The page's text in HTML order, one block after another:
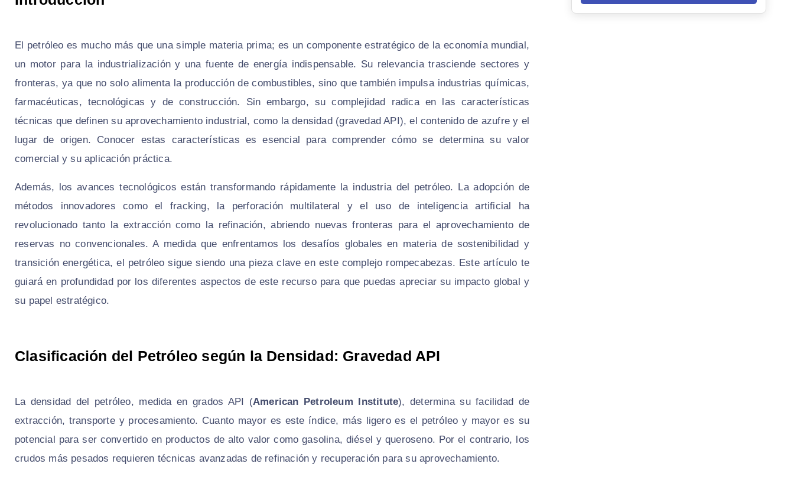
El petróleo es mucho más que una simple materia prima; es un componente estratégico de la economía mundial,
un motor para la industrialización y una fuente de energía indispensable. Su relevancia trasciende sectores y
fronteras, ya que no solo alimenta la producción de combustibles, sino que también impulsa industrias químicas,
farmacéuticas, tecnológicas y de construcción. Sin embargo, su complejidad radica en las características
técnicas que definen su aprovechamiento industrial, como la densidad (gravedad API), el contenido de azufre y el
lugar de origen. Conocer estas características es esencial para comprender cómo se determina su valor
comercial y su aplicación práctica.
Además, los avances tecnológicos están transformando rápidamente la industria del petróleo. La adopción de
métodos innovadores como el fracking, la perforación multilateral y el uso de inteligencia artificial ha
revolucionado tanto la extracción como la refinación, abriendo nuevas fronteras para el aprovechamiento de
reservas no convencionales. A medida que enfrentamos los desafíos globales en materia de sostenibilidad y
transición energética, el petróleo sigue siendo una pieza clave en este complejo rompecabezas. Este artículo te
guiará en profundidad por los diferentes aspectos de este recurso para que puedas apreciar su impacto global y
su papel estratégico.
Clasificación del Petróleo según la Densidad: Gravedad API
La densidad del petróleo, medida en grados API (American Petroleum Institute), determina su facilidad de
extracción, transporte y procesamiento. Cuanto mayor es este índice, más ligero es el petróleo y mayor es su
potencial para ser convertido en productos de alto valor como gasolina, diésel y queroseno. Por el contrario, los
crudos más pesados requieren técnicas avanzadas de refinación y recuperación para su aprovechamiento.